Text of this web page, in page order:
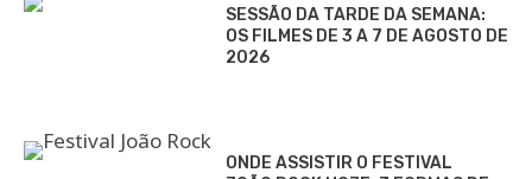
SESSÃO DA TARDE DA SEMANA:
OS FILMES DE 3 A 7 DE AGOSTO DE
2026
ONDE ASSISTIR O FESTIVAL